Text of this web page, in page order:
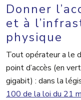
Donner
et à
physique
Tout opérateur a le
point d’accès (en
gigabit) : dans la
100 de la loi du 21